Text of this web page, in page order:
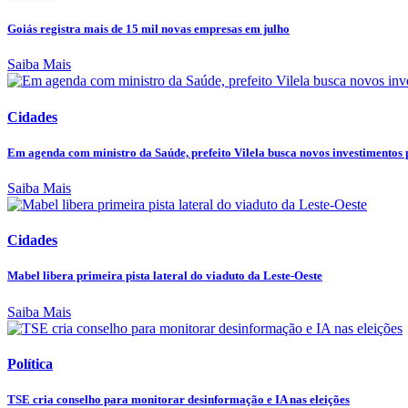
Goiás registra mais de 15 mil novas empresas em julho
Saiba Mais
Cidades
Em agenda com ministro da Saúde, prefeito Vilela busca novos investimentos
Saiba Mais
Cidades
Mabel libera primeira pista lateral do viaduto da Leste-Oeste
Saiba Mais
Política
TSE cria conselho para monitorar desinformação e IA nas eleições